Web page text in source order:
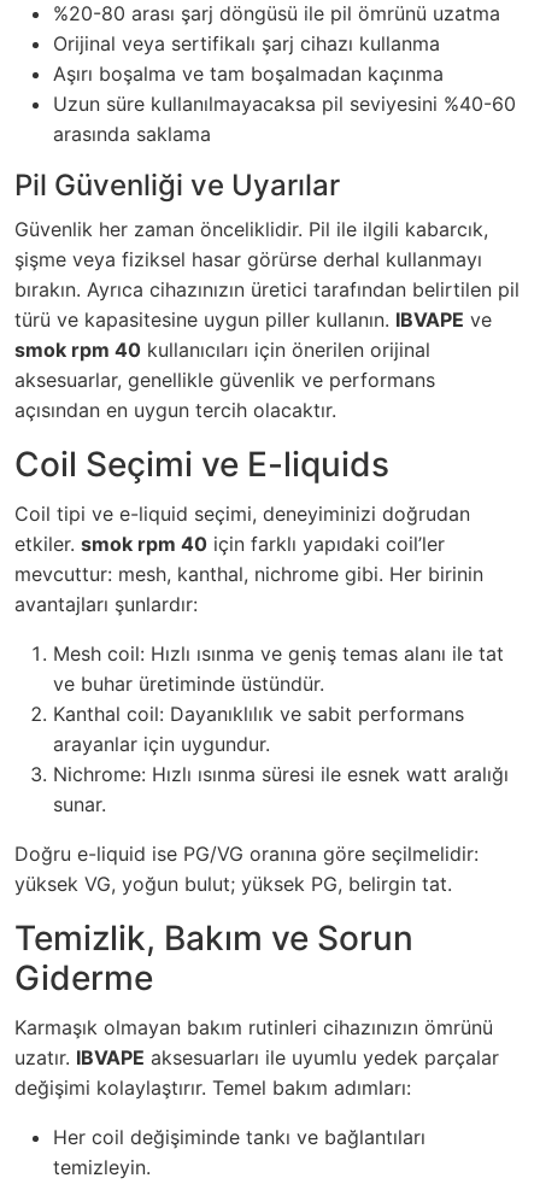
%20-80 arası şarj döngüsü ile pil ömrünü uzatma
Orijinal veya sertifikalı şarj cihazı kullanma
Aşırı boşalma ve tam boşalmadan kaçınma
Uzun süre kullanılmayacaksa pil seviyesini %40-60
arasında saklama
Pil Güvenliği ve Uyarılar
Güvenlik her zaman önceliklidir. Pil ile ilgili kabarcık,
şişme veya fiziksel hasar görürse derhal kullanmayı
bırakın. Ayrıca cihazınızın üretici tarafından belirtilen pil
türü ve kapasitesine uygun piller kullanın. IBVAPE ve
smok rpm 40 kullanıcıları için önerilen orijinal
aksesuarlar, genellikle güvenlik ve performans
açısından en uygun tercih olacaktır.
Coil Seçimi ve E-liquids
Coil tipi ve e-liquid seçimi, deneyiminizi doğrudan
etkiler. smok rpm 40 için farklı yapıdaki coil’ler
mevcuttur: mesh, kanthal, nichrome gibi. Her birinin
avantajları şunlardır:
Mesh coil: Hızlı ısınma ve geniş temas alanı ile tat
ve buhar üretiminde üstündür.
Kanthal coil: Dayanıklılık ve sabit performans
arayanlar için uygundur.
Nichrome: Hızlı ısınma süresi ile esnek watt aralığı
sunar.
Doğru e-liquid ise PG/VG oranına göre seçilmelidir:
yüksek VG, yoğun bulut; yüksek PG, belirgin tat.
Temizlik, Bakım ve Sorun
Giderme
Karmaşık olmayan bakım rutinleri cihazınızın ömrünü
uzatır. IBVAPE aksesuarları ile uyumlu yedek parçalar
değişimi kolaylaştırır. Temel bakım adımları:
Her coil değişiminde tankı ve bağlantıları
temizleyin.